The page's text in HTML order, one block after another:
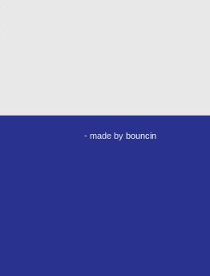
- made by bouncin